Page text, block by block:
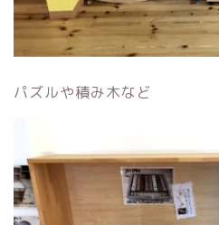
パズルや積み木など